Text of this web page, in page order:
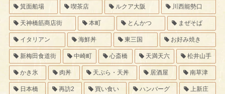
箕面船場 喫茶店 ルクア大阪 川西能勢口
天神橋筋商店街 本町 とんかつ まぜそば
イタリアン 海鮮丼 東三国 お好み焼き
新梅田食道街 中崎町 心斎橋 天満天六 松井山手
かき氷 肉丼 天ぷら・天丼 居酒屋 南草津
日本橋 再訪2 買い食い ハンバーグ 上新庄